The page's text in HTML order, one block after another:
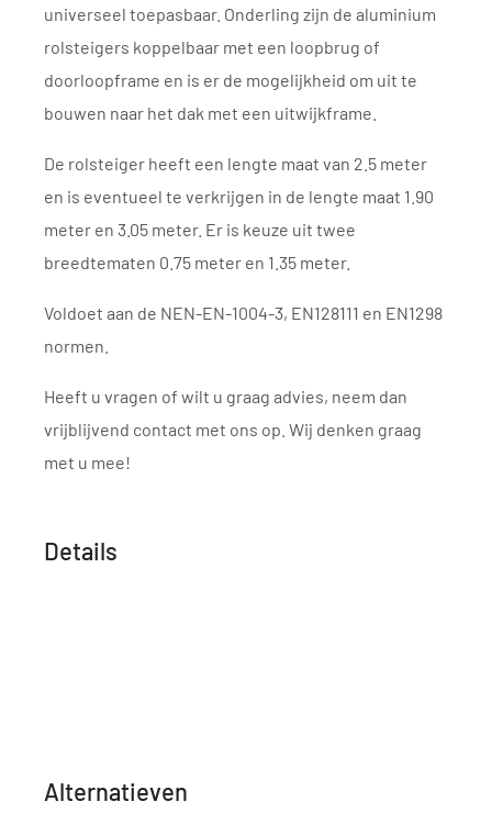
universeel toepasbaar. Onderling zijn de aluminium
rolsteigers koppelbaar met een loopbrug of
doorloopframe en is er de mogelijkheid om uit te
bouwen naar het dak met een uitwijkframe.
De rolsteiger heeft een lengte maat van 2.5 meter
en is eventueel te verkrijgen in de lengte maat 1.90
meter en 3.05 meter. Er is keuze uit twee
breedtematen 0.75 meter en 1.35 meter.
Voldoet aan de NEN-EN-1004-3, EN128111 en EN1298
normen.
Heeft u vragen of wilt u graag advies, neem dan
vrijblijvend contact met ons op. Wij denken graag
met u mee!
Details
Alternatieven